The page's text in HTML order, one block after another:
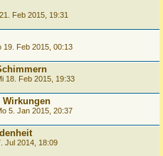
Feb 2015, 19:31
19. Feb 2015, 00:13
18. Feb 2015, 19:33
5. Jan 2015, 20:37
Jul 2014, 18:09